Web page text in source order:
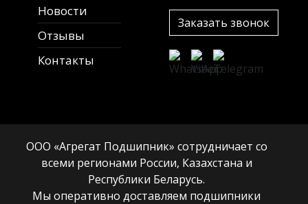
Новости
Отзывы
Контакты
Заказать звонок
ООО «Агрегат Подшипник» сотрудничает со
всеми регионами России, Казахстана и
Республики Беларусь.
Мы оперативно доставляем подшипники